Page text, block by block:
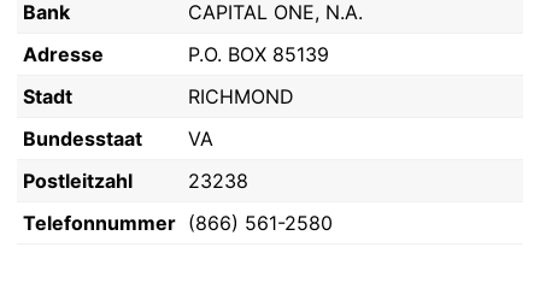
Bank
CAPITAL ONE, N.A.
Adresse
P.O. BOX 85139
Stadt
RICHMOND
Bundesstaat
VA
Postleitzahl
23238
Telefonnummer (866) 561-2580